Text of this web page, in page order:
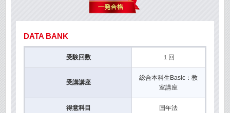
DATA BANK
受験回数 １回
受講講座
総合本科生Basic：教
室講座
得意科目 国年法